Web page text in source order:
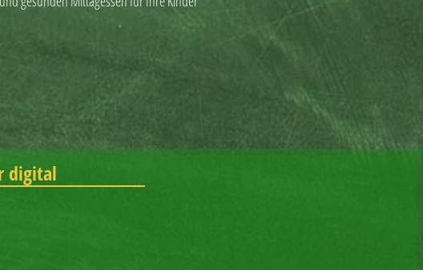
digital